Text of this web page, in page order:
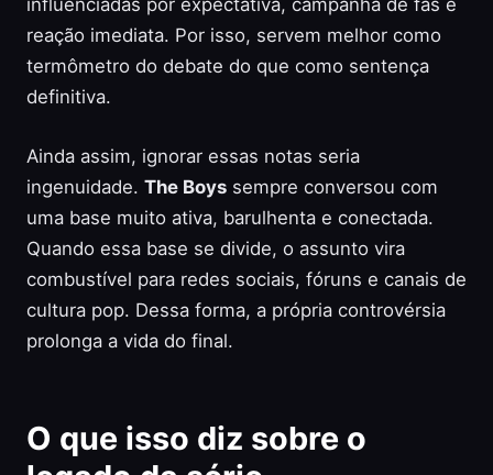
influenciadas por expectativa, campanha de fãs e
reação imediata. Por isso, servem melhor como
termômetro do debate do que como sentença
definitiva.
Ainda assim, ignorar essas notas seria
ingenuidade. The Boys sempre conversou com
uma base muito ativa, barulhenta e conectada.
Quando essa base se divide, o assunto vira
combustível para redes sociais, fóruns e canais de
cultura pop. Dessa forma, a própria controvérsia
prolonga a vida do final.
O que isso diz sobre o